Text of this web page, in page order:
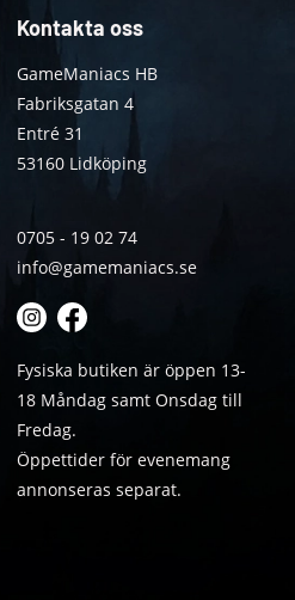
Kontakta oss
GameManiacs HB
Fabriksgatan 4
Entré 31
53160 Lidköping
0705 - 19 02 74
info@gamemaniacs.se
Fysiska butiken är öppen 13-
18 Måndag samt Onsdag till
Fredag.
Öppettider för evenemang
annonseras separat.